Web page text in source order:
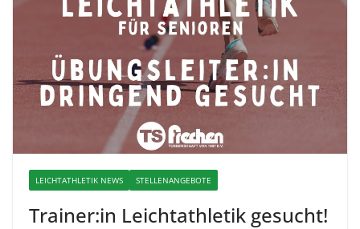
LEICHTATHLETIK NEWS STELLENANGEBOTE
Trainer:in Leichtathletik gesucht!